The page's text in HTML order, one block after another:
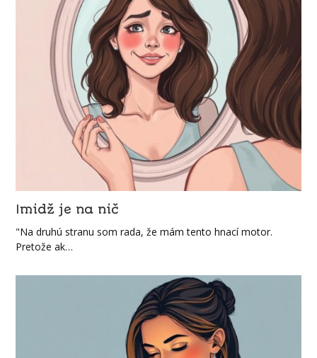
Imidž je na nič
"Na druhú stranu som rada, že mám tento hnací motor.
Pretože ak…